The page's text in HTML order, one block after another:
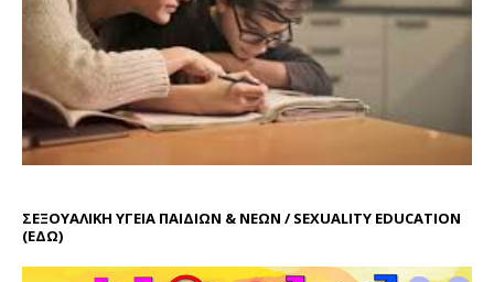
ΣΕΞΟΥΑΛΙΚΗ ΥΓΕΙΑ ΠΑΙΔΙΩΝ & ΝΕΩΝ / SEXUALITY EDUCATION
(ΕΔΩ)